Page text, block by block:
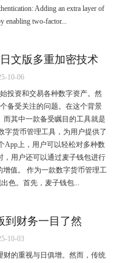
Adding an extra layer of
enabling two-factor...
文版多重加密技术
10-06
投资和交易各种数字资产。然
备受关注的问题。在这个背景
其中一款备受瞩目的工具就是
字货币管理工具，为用户提供了
App上，用户可以轻松对多种数
，用户还可以通过麦子钱包进行
值。 作为一款数字货币管理工
色。首先，麦子钱包...
到财务一目了然
10-03
财的重视与日俱增。然而，传统